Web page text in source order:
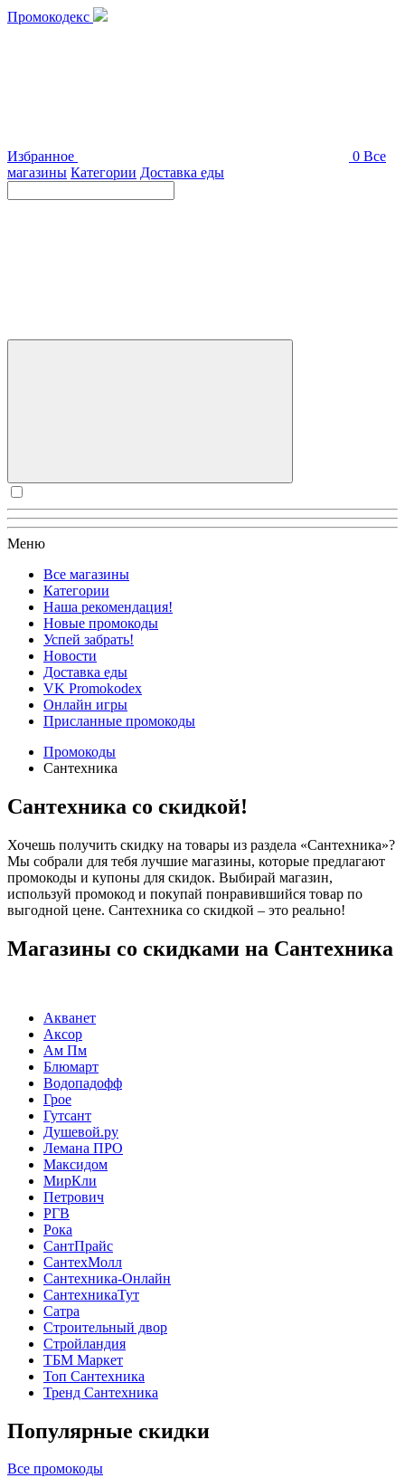
Промокодекс
Избранное 0 Все
магазины Категории Доставка еды
Меню
Все магазины
Категории
Наша рекомендация!
Новые промокоды
Успей забрать!
Новости
Доставка еды
VK Promokodex
Онлайн игры
Присланные промокоды
Промокоды
Сантехника
Сантехника со скидкой!
Хочешь получить скидку на товары из раздела «Сантехника»?
Мы собрали для тебя лучшие магазины, которые предлагают
промокоды и купоны для скидок. Выбирай магазин,
используй промокод и покупай понравившийся товар по
выгодной цене. Сантехника со скидкой – это реально!
Магазины со скидками на Сантехника
Акванет
Аксор
Ам Пм
Блюмарт
Водопадофф
Грое
Гутсант
Душевой.ру
Лемана ПРО
Максидом
МирКли
Петрович
РГВ
Рока
СантПрайс
СантехМолл
Сантехника-Онлайн
СантехникаТут
Сатра
Строительный двор
Стройландия
ТБМ Маркет
Топ Сантехника
Тренд Сантехника
Популярные скидки
Все промокоды